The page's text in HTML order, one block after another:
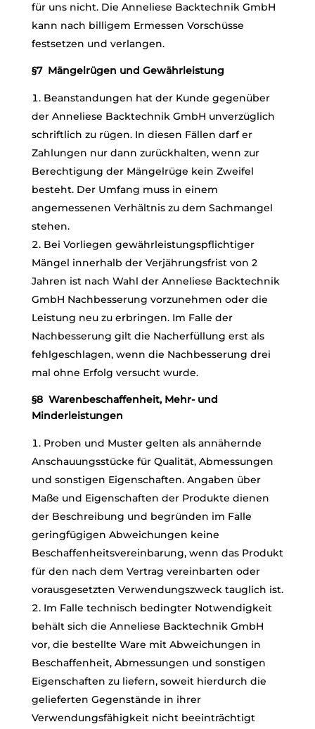
für uns nicht. Die Anneliese Backtechnik GmbH
kann nach billigem Ermessen Vorschüsse
festsetzen und verlangen.
§7 Mängelrügen und Gewährleistung
Beanstandungen hat der Kunde gegenüber
der Anneliese Backtechnik GmbH unverzüglich
schriftlich zu rügen. In diesen Fällen darf er
Zahlungen nur dann zurückhalten, wenn zur
Berechtigung der Mängelrüge kein Zweifel
besteht. Der Umfang muss in einem
angemessenen Verhältnis zu dem Sachmangel
stehen.
Bei Vorliegen gewährleistungspflichtiger
Mängel innerhalb der Verjährungsfrist von 2
Jahren ist nach Wahl der Anneliese Backtechnik
GmbH Nachbesserung vorzunehmen oder die
Leistung neu zu erbringen. Im Falle der
Nachbesserung gilt die Nacherfüllung erst als
fehlgeschlagen, wenn die Nachbesserung drei
mal ohne Erfolg versucht wurde.
§8 Warenbeschaffenheit, Mehr- und
Minderleistungen
Proben und Muster gelten als annähernde
Anschauungsstücke für Qualität, Abmessungen
und sonstigen Eigenschaften. Angaben über
Maße und Eigenschaften der Produkte dienen
der Beschreibung und begründen im Falle
geringfügigen Abweichungen keine
Beschaffenheitsvereinbarung, wenn das Produkt
für den nach dem Vertrag vereinbarten oder
vorausgesetzten Verwendungszweck tauglich ist.
Im Falle technisch bedingter Notwendigkeit
behält sich die Anneliese Backtechnik GmbH
vor, die bestellte Ware mit Abweichungen in
Beschaffenheit, Abmessungen und sonstigen
Eigenschaften zu liefern, soweit hierdurch die
gelieferten Gegenstände in ihrer
Verwendungsfähigkeit nicht beeinträchtigt